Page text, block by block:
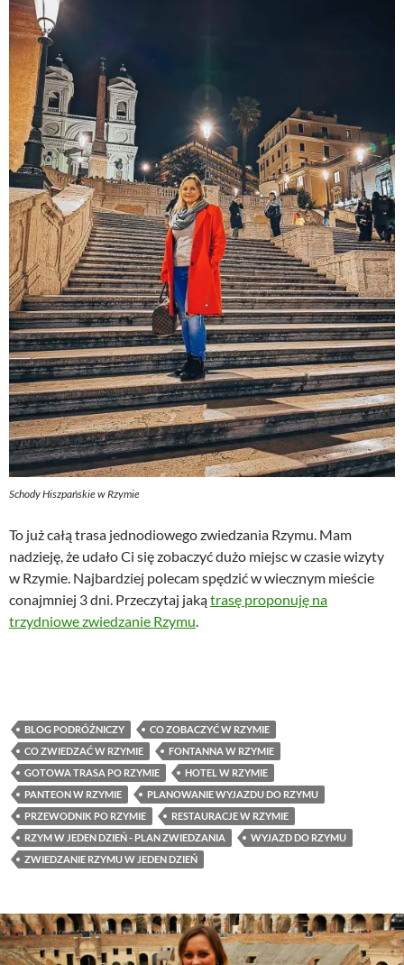
Schody Hiszpańskie w Rzymie
To już całą trasa jednodiowego zwiedzania Rzymu. Mam
nadzieję, że udało Ci się zobaczyć dużo miejsc w czasie wizyty
w Rzymie. Najbardziej polecam spędzić w wiecznym mieście
conajmniej 3 dni. Przeczytaj jakątrasę proponuję na
trzydniowe zwiedzanie Rzymu
BLOG PODRÓŻNICZY
CO ZOBACZYĆ W RZYMIE
CO ZWIEDZAĆ W RZYMIE
FONTANNA W RZYMIE
GOTOWA TRASA PO RZYMIE
HOTEL W RZYMIE
PANTEON W RZYMIE
PLANOWANIE WYJAZDU DO RZYMU
PRZEWODNIK PO RZYMIE
RESTAURACJE W RZYMIE
RZYM W JEDEN DZIEŃ - PLAN ZWIEDZANIA
WYJAZD DO RZYMU
ZWIEDZANIE RZYMU W JEDEN DZIEŃ